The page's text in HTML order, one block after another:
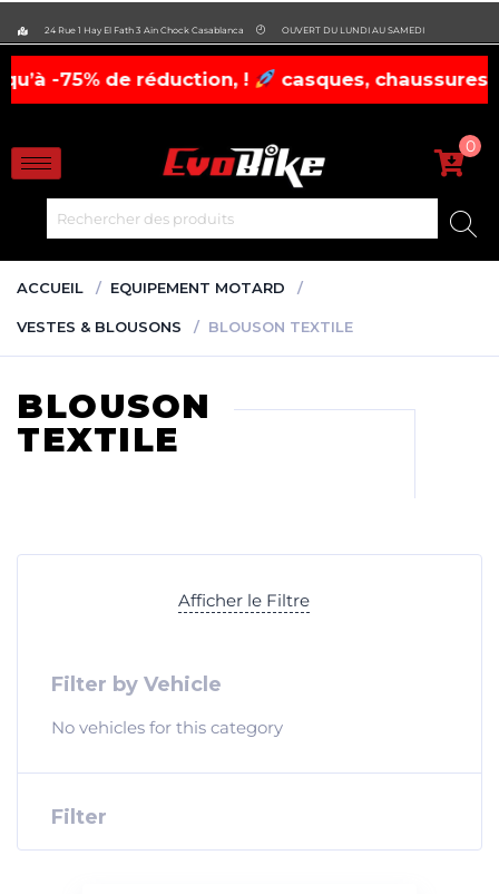
24 Rue 1 Hay El Fath 3 Ain Chock Casablanca OUVERT DU LUNDI AU SAMEDI
! casques, chaussures, gants à prix
0
ACCUEIL EQUIPEMENT MOTARD
VESTES & BLOUSONS BLOUSON TEXTILE
BLOUSON
TEXTILE
Afficher le Filtre
Filter by Vehicle
No vehicles for this category
Filter